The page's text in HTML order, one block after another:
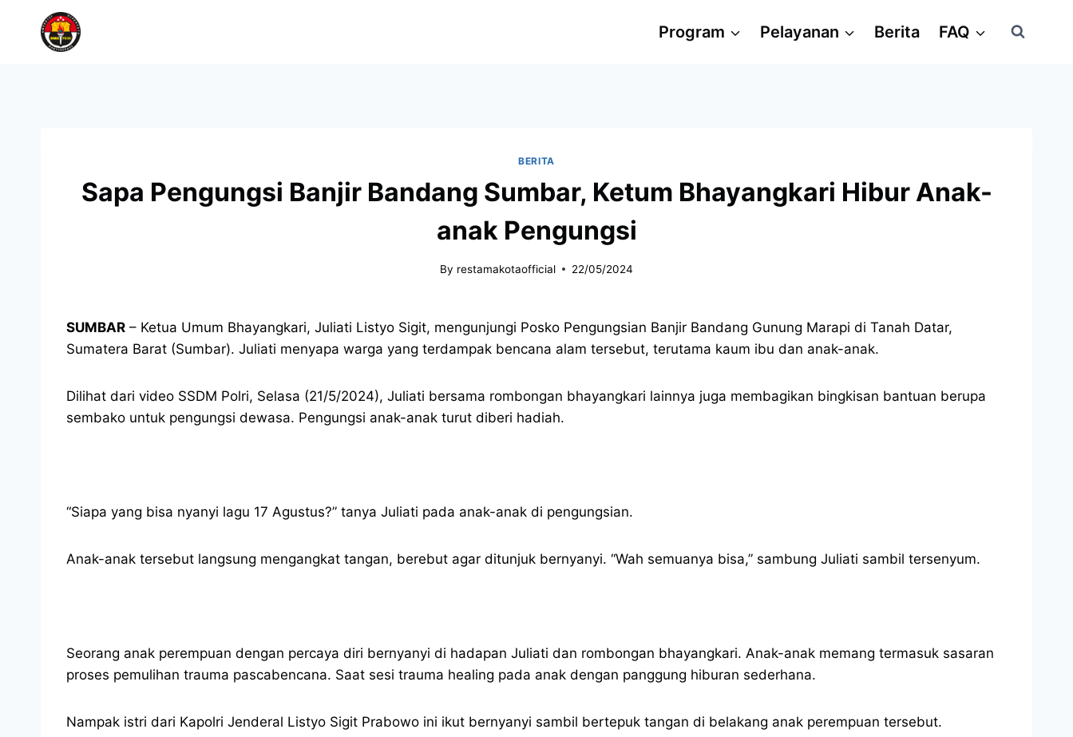
Program Pelayanan Berita FAQ
BERITA
Sapa Pengungsi Banjir Bandang Sumbar, Ketum Bhayangkari Hibur Anak-
anak Pengungsi
By restamakotaofficial 22/05/2024
SUMBAR – Ketua Umum Bhayangkari, Juliati Listyo Sigit, mengunjungi Posko Pengungsian Banjir Bandang Gunung Marapi di Tanah Datar,
Sumatera Barat (Sumbar). Juliati menyapa warga yang terdampak bencana alam tersebut, terutama kaum ibu dan anak-anak.
Dilihat dari video SSDM Polri, Selasa (21/5/2024), Juliati bersama rombongan bhayangkari lainnya juga membagikan bingkisan bantuan berupa
sembako untuk pengungsi dewasa. Pengungsi anak-anak turut diberi hadiah.
“Siapa yang bisa nyanyi lagu 17 Agustus?” tanya Juliati pada anak-anak di pengungsian.
Anak-anak tersebut langsung mengangkat tangan, berebut agar ditunjuk bernyanyi. “Wah semuanya bisa,” sambung Juliati sambil tersenyum.
Seorang anak perempuan dengan percaya diri bernyanyi di hadapan Juliati dan rombongan bhayangkari. Anak-anak memang termasuk sasaran
proses pemulihan trauma pascabencana. Saat sesi trauma healing pada anak dengan panggung hiburan sederhana.
Nampak istri dari Kapolri Jenderal Listyo Sigit Prabowo ini ikut bernyanyi sambil bertepuk tangan di belakang anak perempuan tersebut.